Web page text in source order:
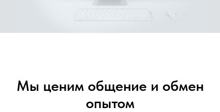
Мы ценим общение и обмен
опытом